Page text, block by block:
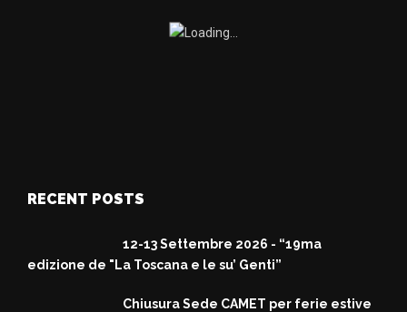
RECENT POSTS
12-13 Settembre 2026 - “19ma
edizione de "La Toscana e le su’ Genti”
Chiusura Sede CAMET per ferie estive